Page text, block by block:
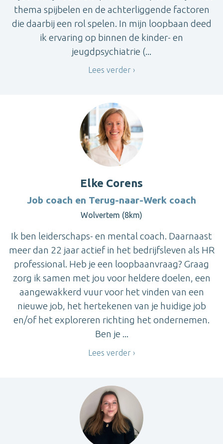
thema spijbelen en de achterliggende factoren
die daarbij een rol spelen. In mijn loopbaan deed
ik ervaring op binnen de kinder- en
jeugdpsychiatrie (...
Lees verder
Elke Corens
Job coach en Terug-naar-Werk coach
Wolvertem (8km)
Ik ben leiderschaps- en mental coach. Daarnaast
meer dan 22 jaar actief in het bedrijfsleven als HR
professional. Heb je een loopbaanvraag? Graag
zorg ik samen met jou voor heldere doelen, een
aangewakkerd vuur voor het vinden van een
nieuwe job, het hertekenen van je huidige job
en/of het exploreren richting het ondernemen.
Ben je ...
Lees verder